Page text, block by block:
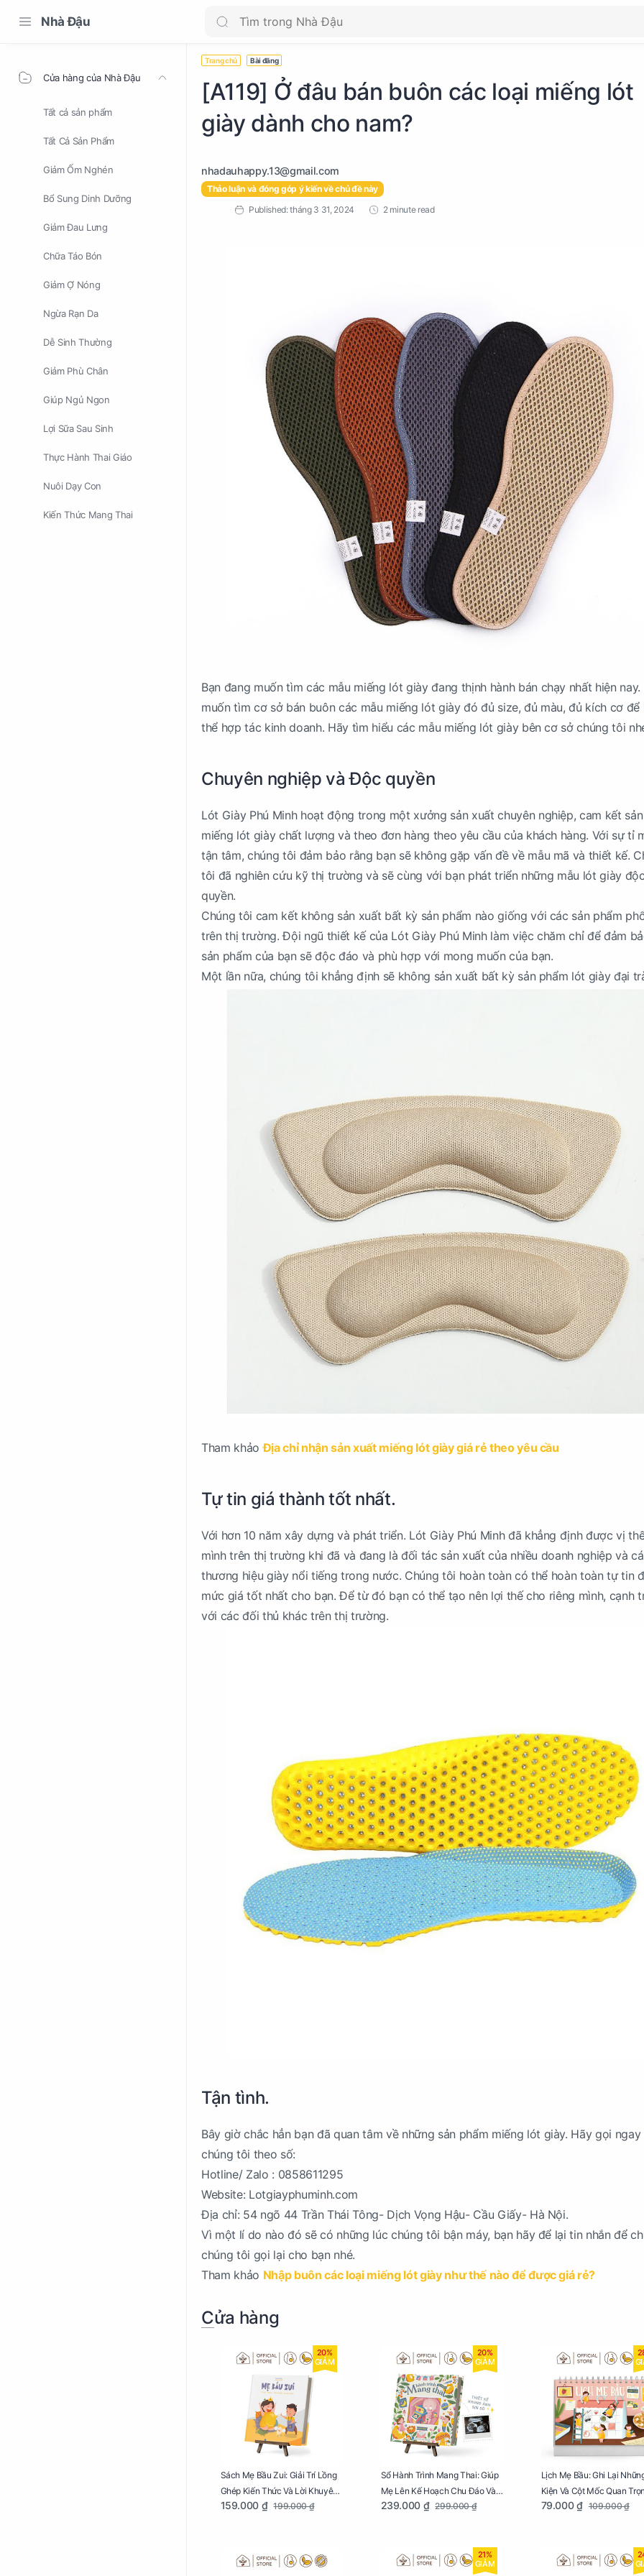
Nhà Đậu
Cửa hàng của Nhà Đậu
Tất cả sản phẩm
Tất Cả Sản Phẩm
Giảm Ốm Nghén
Bổ Sung Dinh Dưỡng
Giảm Đau Lưng
Chữa Táo Bón
Giảm Ợ Nóng
Ngừa Rạn Da
Dễ Sinh Thường
Giảm Phù Chân
Giúp Ngủ Ngon
Lợi Sữa Sau Sinh
Thực Hành Thai Giáo
Nuôi Dạy Con
Kiến Thức Mang Thai
Trang chủ Bài đăng
[A119] Ở đâu bán buôn các loại miếng lót
giày dành cho nam?
Thảo luận và đóng góp ý kiến về chủ đề này
2 minute read
Bạn đang muốn tìm các mẫu miếng lót giày đang thịnh hành bán chạy nhất hiện nay.
muốn tìm cơ sở bán buôn các mẫu miếng lót giày đó đủ size, đủ màu, đủ kích cơ để
thể hợp tác kinh doanh. Hãy tìm hiểu các mẫu miếng lót giày bên cơ sở chúng tôi
Chuyên nghiệp và Độc quyền
Lót Giày Phú Minh hoạt động trong một xưởng sản xuất chuyên nghiệp, cam kết
miếng lót giày chất lượng và theo đơn hàng theo yêu cầu của khách hàng. Với sự tỉ
tận tâm, chúng tôi đảm bảo rằng bạn sẽ không gặp vấn đề về mẫu mã và thiết kế.
tôi đã nghiên cứu kỹ thị trường và sẽ cùng với bạn phát triển những mẫu lót giày độc
quyền.
Chúng tôi cam kết không sản xuất bất kỳ sản phẩm nào giống với các sản phẩm
trên thị trường. Đội ngũ thiết kế của Lót Giày Phú Minh làm việc chăm chỉ để đảm
sản phẩm của bạn sẽ độc đáo và phù hợp với mong muốn của bạn.
Một lần nữa, chúng tôi khẳng định sẽ không sản xuất bất kỳ sản phẩm lót giày đại
Tham khảoĐịa chỉ nhận sản xuất miếng lót giày giá rẻ theo yêu cầu
Tự tin giá thành tốt nhất.
Với hơn 10 năm xây dựng và phát triển. Lót Giày Phú Minh đã khẳng định được vị
mình trên thị trường khi đã và đang là đối tác sản xuất của nhiều doanh nghiệp và
thương hiệu giày nổi tiếng trong nước. Chúng tôi hoàn toàn có thể hoàn toàn tự tin
mức giá tốt nhất cho bạn. Để từ đó bạn có thể tạo nên lợi thế cho riêng mình, cạnh
với các đối thủ khác trên thị trường.
Tận tình.
Bây giờ chắc hẳn bạn đã quan tâm về những sản phẩm miếng lót giày. Hãy gọi ngay
chúng tôi theo số:
Hotline/ Zalo : 0858611295
Website: Lotgiayphuminh.com
Địa chỉ: 54 ngõ 44 Trần Thái Tông- Dịch Vọng Hậu- Cầu Giấy- Hà Nội.
Vì một lí do nào đó sẽ có những lúc chúng tôi bận máy, bạn hãy để lại tin nhắn để
chúng tôi gọi lại cho bạn nhé.
Tham khảo Nhập buôn các loại miếng lót giày như thế nào để được giá rẻ?
Cửa hàng
20%
GIẢM
Sách Mẹ Bầu Zui: Giải Trí Lồng
Ghép Kiến Thức Và Lời Khuyên
Mang Thai Bổ Ích
159.000 ₫ 199.000 ₫
20%
GIẢM
Sổ Hành Trình Mang Thai: Giúp
Mẹ Lên Kế Hoạch Chu Đáo Và
Lưu Giữ Kỷ Niệm Mang Thai
239.000 ₫ 299.000 ₫
Lịch Mẹ Bầu: Ghi Lại
Kiện Và Cột Mốc Quan
Của Mẹ Và Bé
79.000 ₫ 109.000 ₫
21%
GIẢM